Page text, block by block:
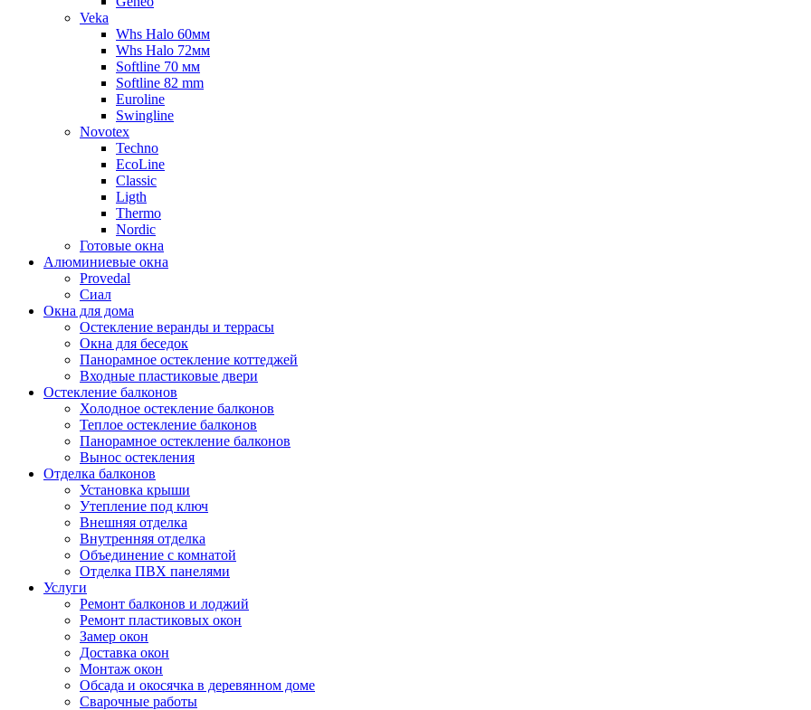
Veka
Whs Halo 60мм
Whs Halo 72мм
Softline 70 мм
Softline 82 mm
Euroline
Swingline
Novotex
Techno
EcoLine
Classic
Ligth
Thermo
Nordic
Готовые окна
Алюминиевые окна
Provedal
Сиал
Окна для дома
Остекление веранды и террасы
Окна для беседок
Панорамное остекление коттеджей
Входные пластиковые двери
Остекление балконов
Холодное остекление балконов
Теплое остекление балконов
Панорамное остекление балконов
Вынос остекления
Отделка балконов
Установка крыши
Утепление под ключ
Внешняя отделка
Внутренняя отделка
Объединение с комнатой
Отделка ПВХ панелями
Услуги
Ремонт балконов и лоджий
Ремонт пластиковых окон
Замер окон
Доставка окон
Монтаж окон
Обсада и окосячка в деревянном доме
Сварочные работы